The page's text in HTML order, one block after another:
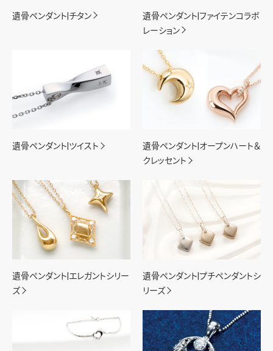
遺骨ペンダント|チタン
遺骨ペンダント|ファイテンコラボ
レーション
遺骨ペンダント|ツイスト
遺骨ペンダント|オープンハート＆
クレッセント
遺骨ペンダント|エレガントシリー
ズ
遺骨ペンダント|プチペンダントシ
リーズ